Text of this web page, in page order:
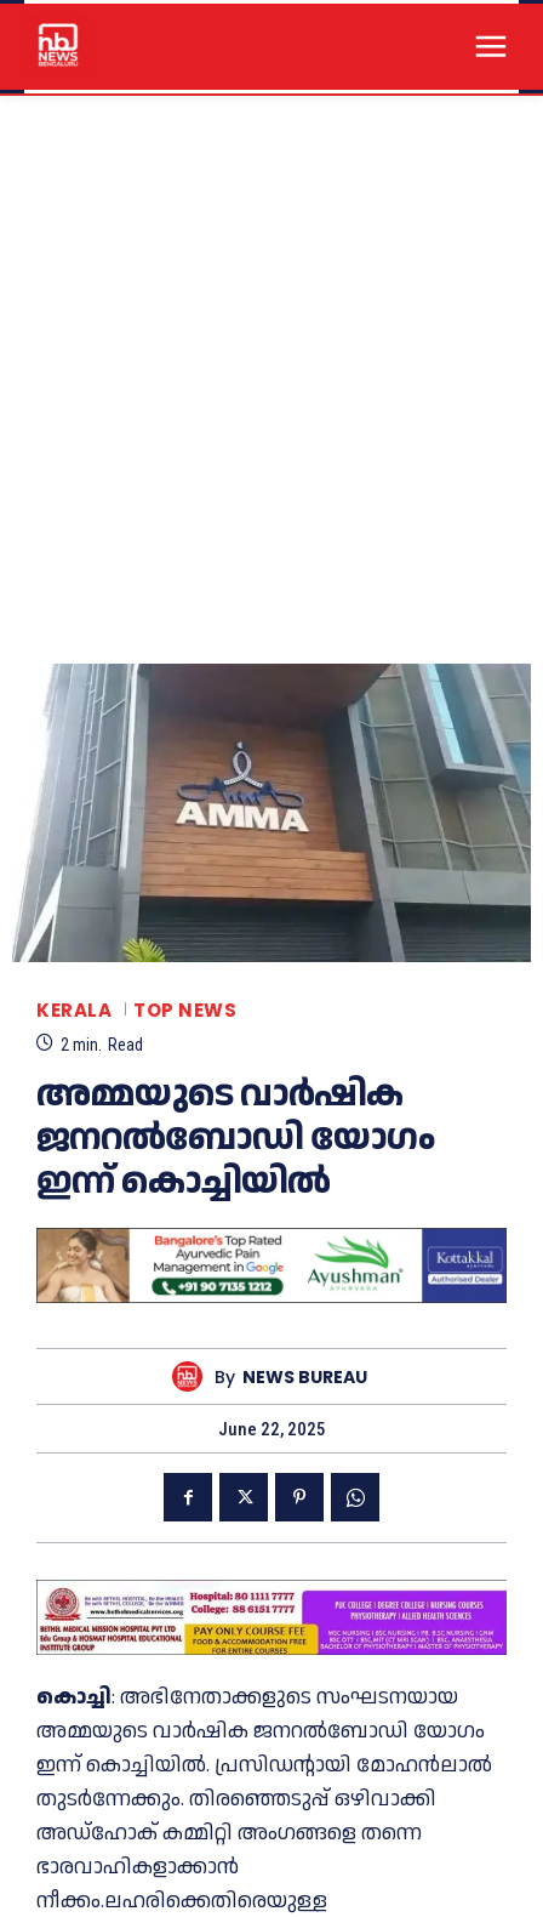
KERALA TOP NEWS
2 min. Read
അമ്മയുടെ വാര്‍ഷിക
ജനറല്‍ബോഡി യോഗം
ഇന്ന് കൊച്ചിയില്‍
By NEWS BUREAU
June 22, 2025
കൊച്ചി: അഭിനേതാക്കളുടെ സംഘടനയായ
അമ്മയുടെ വാര്‍ഷിക ജനറല്‍ബോഡി യോഗം
ഇന്ന് കൊച്ചിയില്‍. പ്രസിഡന്റായി മോഹൻലാല്‍
തുടർന്നേക്കും. തിരഞ്ഞെടുപ്പ് ഒഴിവാക്കി
അഡ്ഹോക് കമ്മിറ്റി അംഗങ്ങളെ തന്നെ
ഭാരവാഹികളാക്കാൻ
നീക്കം.ലഹരിക്കെതിരെയുള്ള